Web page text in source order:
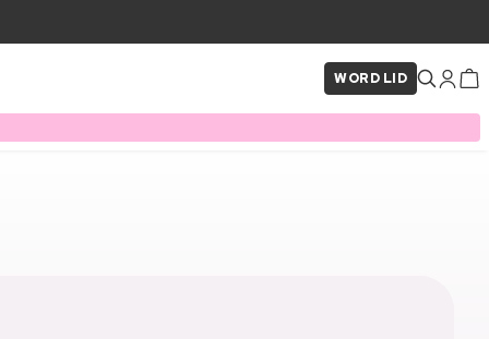
WORD LID